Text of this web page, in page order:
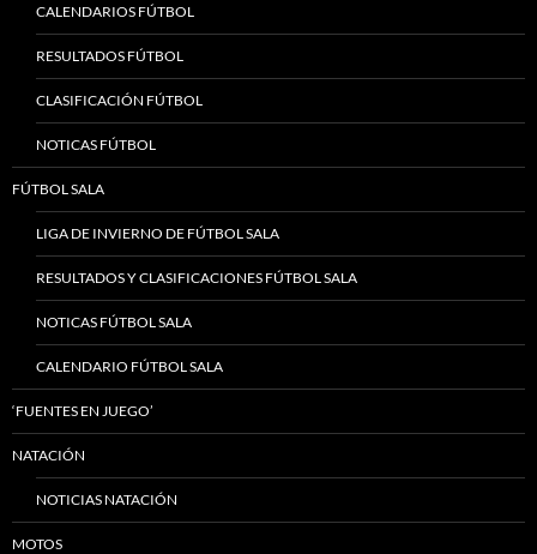
CALENDARIOS FÚTBOL
RESULTADOS FÚTBOL
CLASIFICACIÓN FÚTBOL
NOTICAS FÚTBOL
FÚTBOL SALA
LIGA DE INVIERNO DE FÚTBOL SALA
RESULTADOS Y CLASIFICACIONES FÚTBOL SALA
NOTICAS FÚTBOL SALA
CALENDARIO FÚTBOL SALA
‘FUENTES EN JUEGO’
NATACIÓN
NOTICIAS NATACIÓN
MOTOS